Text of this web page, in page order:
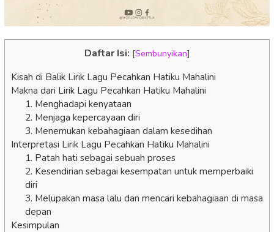
Daftar Isi: [Sembunyikan]
Kisah di Balik Lirik Lagu Pecahkan Hatiku Mahalini
Makna dari Lirik Lagu Pecahkan Hatiku Mahalini
1. Menghadapi kenyataan
2. Menjaga kepercayaan diri
3. Menemukan kebahagiaan dalam kesedihan
Interpretasi Lirik Lagu Pecahkan Hatiku Mahalini
1. Patah hati sebagai sebuah proses
2. Kesendirian sebagai kesempatan untuk memperbaiki
diri
3. Melupakan masa lalu dan mencari kebahagiaan di masa
depan
Kesimpulan